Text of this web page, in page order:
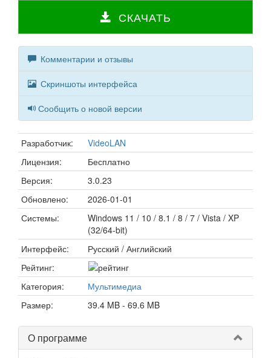
СКАЧАТЬ
Комментарии и отзывы
Скриншоты интерфейса
Сообщить о новой версии
Разработчик:
VideoLAN
Лицензия:
Бесплатно
Версия:
3.0.23
Обновлено:
2026-01-01
Системы:
Windows 11 / 10 / 8.1 / 8 / 7 / Vista / XP
(32/64-bit)
Интерфейс:
Русский / Английский
Рейтинг:
Категория:
Мультимедиа
Размер:
39.4 MB - 69.6 MB
О программе